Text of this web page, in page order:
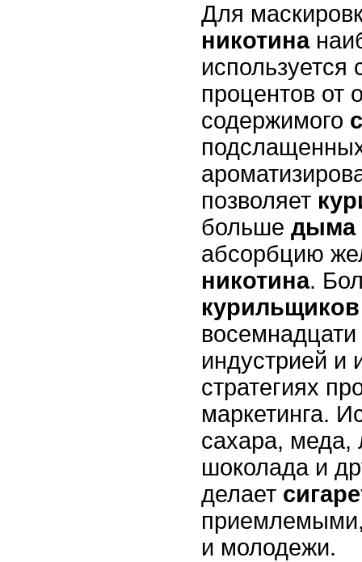
Для
никотина
используется
процентов
содержимого
позволяет
больше дыма
абсорбцию
никотина.
курильщиков
восемнадцати
индустрией и
стратегиях
маркетинга.
сахара, меда,
шоколада и
делает
и молодежи.